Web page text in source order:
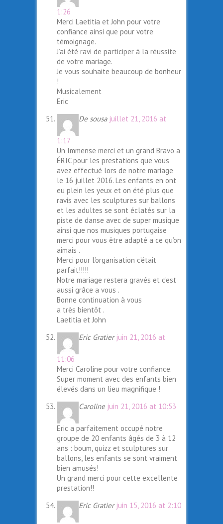
1:26
Merci Laetitia et John pour votre
confiance ainsi que pour votre
témoignage.
J’ai été ravi de participer à la réussite
de votre mariage.
Je vous souhaite beaucoup de bonheur
!
Musicalement
Eric
De sousa juillet 21, 2016 at
1:17
Un Immense merci et un grand Bravo a
ÉRIC pour les prestations que vous
avez effectué lors de notre mariage
le 16 juillet 2016. Les enfants en ont
eu plein les yeux et on été plus que
ravis avec les sculptures sur ballons
et les adultes se sont éclatés sur la
piste de danse avec de super musique
ainsi que nos musiques portugaise
merci pour vous être adapté a ce qu’on
aimais .
Merci pour l’organisation c’était
parfait!!!!!
Notre mariage restera gravés et c’est
aussi grâce a vous .
Bonne continuation à vous
a très bientôt .
Laetitia et John
Eric Gratier juin 21, 2016 at
11:06
Merci Caroline pour votre confiance.
Super moment avec des enfants bien
élevés dans un lieu magnifique !
Caroline juin 21, 2016 at 10:53
Eric a parfaitement occupé notre
groupe de 20 enfants âgés de 3 à 12
ans : boum, quizz et sculptures sur
ballons, les enfants se sont vraiment
bien amusés!
Un grand merci pour cette excellente
prestation!!
Eric Gratier juin 15, 2016 at 2:10